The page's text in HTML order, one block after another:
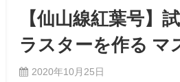
【仙山線紅葉号】
ラスターを作る マ
2020年10月25日